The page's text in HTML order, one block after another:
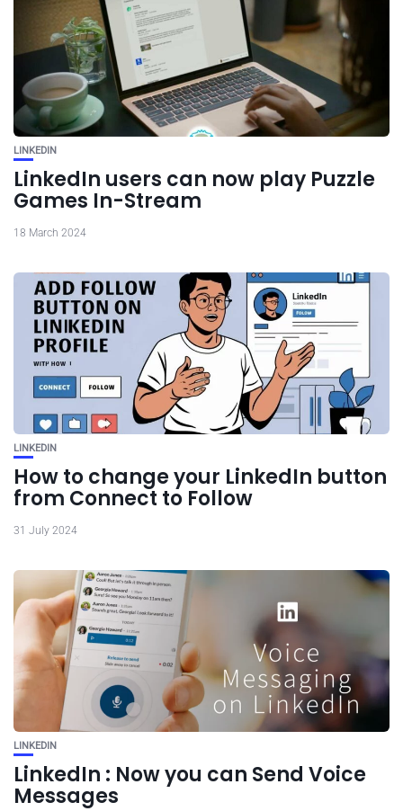
LINKEDIN
LinkedIn users can now play Puzzle
Games In-Stream
18 March 2024
LINKEDIN
How to change your LinkedIn button
from Connect to Follow
31 July 2024
LINKEDIN
LinkedIn : Now you can Send Voice
Messages